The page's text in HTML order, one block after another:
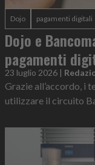
Dojo pagamenti digitali
Dojo e
pagamenti
23 luglio 2026 |
Grazie all’accordo, i
utilizzare il circuito